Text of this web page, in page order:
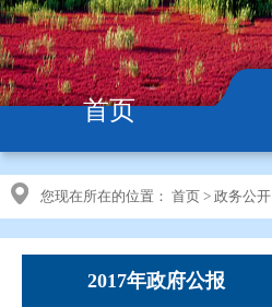
首页
您现在所在的位置： 首页 > 政务公开
2017年政府公报